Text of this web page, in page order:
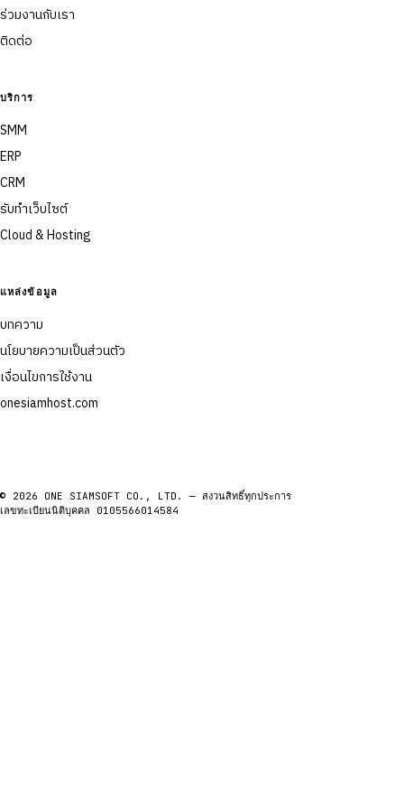
ร่วมงานกับเรา
ติดต่อ
บริการ
SMM
ERP
CRM
รับทำเว็บไซต์
Cloud & Hosting
แหล่งข้อมูล
บทความ
นโยบายความเป็นส่วนตัว
เงื่อนไขการใช้งาน
onesiamhost.com
© 2026 ONE SIAMSOFT CO., LTD. — สงวนสิทธิ์ทุกประการ
เลขทะเบียนนิติบุคคล 0105566014584